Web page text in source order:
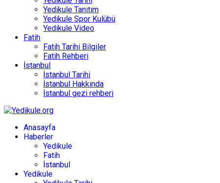
Yedikule Tanıtım
Yedikule Spor Kulübü
Yedikule Video
Fatih
Fatih Tarihi Bilgiler
Fatih Rehberi
İstanbul
İstanbul Tarihi
İstanbul Hakkında
İstanbul gezi rehberi
Anasayfa
Haberler
Yedikule
Fatih
İstanbul
Yedikule